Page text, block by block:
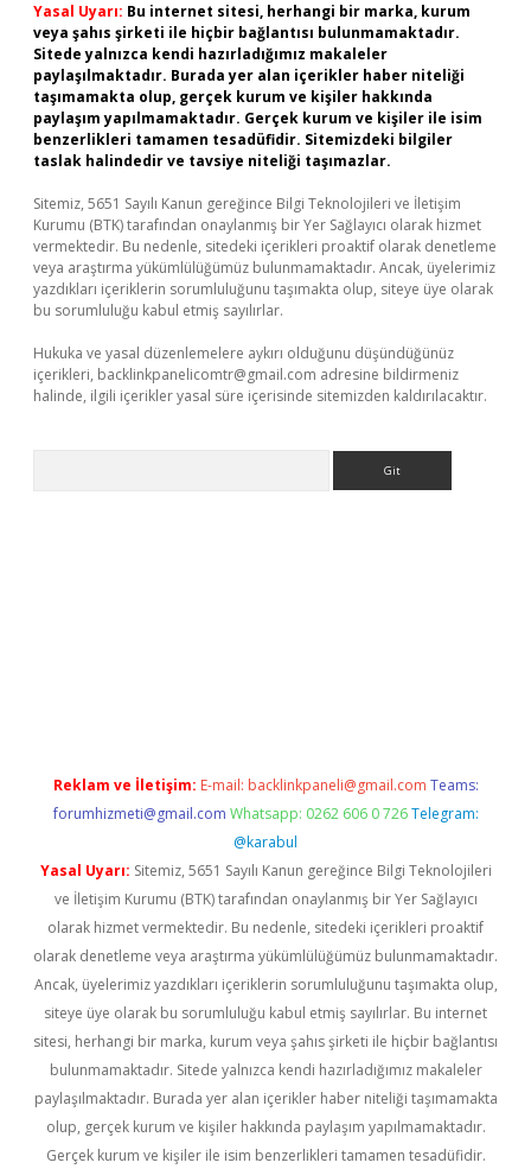
Yasal Uyarı: Bu internet sitesi, herhangi bir marka, kurum
veya şahıs şirketi ile hiçbir bağlantısı bulunmamaktadır.
Sitede yalnızca kendi hazırladığımız makaleler
paylaşılmaktadır. Burada yer alan içerikler haber niteliği
taşımamakta olup, gerçek kurum ve kişiler hakkında
paylaşım yapılmamaktadır. Gerçek kurum ve kişiler ile isim
benzerlikleri tamamen tesadüfidir. Sitemizdeki bilgiler
taslak halindedir ve tavsiye niteliği taşımazlar.
Sitemiz, 5651 Sayılı Kanun gereğince Bilgi Teknolojileri ve İletişim
Kurumu (BTK) tarafından onaylanmış bir Yer Sağlayıcı olarak hizmet
vermektedir. Bu nedenle, sitedeki içerikleri proaktif olarak denetleme
veya araştırma yükümlülüğümüz bulunmamaktadır. Ancak, üyelerimiz
yazdıkları içeriklerin sorumluluğunu taşımakta olup, siteye üye olarak
bu sorumluluğu kabul etmiş sayılırlar.
Hukuka ve yasal düzenlemelere aykırı olduğunu düşündüğünüz
içerikleri, backlinkpanelicomtr@gmail.com adresine bildirmeniz
halinde, ilgili içerikler yasal süre içerisinde sitemizden kaldırılacaktır.
Reklam ve İletişim: E-mail: backlinkpaneli@gmail.com Teams:
forumhizmeti@gmail.com Whatsapp: 0262 606 0 726 Telegram:
@karabul
Yasal Uyarı: Sitemiz, 5651 Sayılı Kanun gereğince Bilgi Teknolojileri
ve İletişim Kurumu (BTK) tarafından onaylanmış bir Yer Sağlayıcı
olarak hizmet vermektedir. Bu nedenle, sitedeki içerikleri proaktif
olarak denetleme veya araştırma yükümlülüğümüz bulunmamaktadır.
Ancak, üyelerimiz yazdıkları içeriklerin sorumluluğunu taşımakta olup,
siteye üye olarak bu sorumluluğu kabul etmiş sayılırlar. Bu internet
sitesi, herhangi bir marka, kurum veya şahıs şirketi ile hiçbir bağlantısı
bulunmamaktadır. Sitede yalnızca kendi hazırladığımız makaleler
paylaşılmaktadır. Burada yer alan içerikler haber niteliği taşımamakta
olup, gerçek kurum ve kişiler hakkında paylaşım yapılmamaktadır.
Gerçek kurum ve kişiler ile isim benzerlikleri tamamen tesadüfidir.